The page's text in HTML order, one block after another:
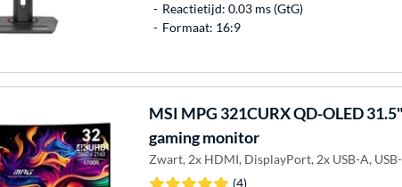
Reactietijd: 0.03 ms (GtG)
Formaat: 16:9
MSI MPG 321CURX QD-OLED
gaming monitor
Zwart, 2x HDMI, DisplayPort, 2x USB-A,
(4)